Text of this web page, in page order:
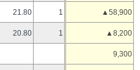
21.80 1 ▲58,900
20.80 1 ▲8,200
9,300